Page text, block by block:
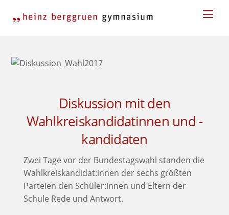
Diskussion mit den
Wahlkreiskandidatinnen und -
kandidaten
Zwei Tage vor der Bundestagswahl standen die
Wahlkreiskandidat:innen der sechs größten
Parteien den Schüler:innen und Eltern der
Schule Rede und Antwort.